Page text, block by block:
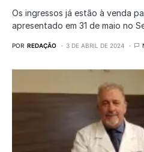
Os ingressos já estão à venda
apresentado em 31 de maio no
POR REDAÇÃO 3 DE ABRIL DE 2024